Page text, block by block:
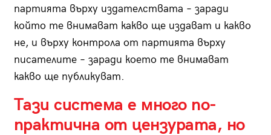
партията върху издателствата – заради
който те внимават какво ще издават и какво
не, и върху контрола от партията върху
писателите – заради което те внимават
какво ще публикуват.
Тази система е много по-
практична от цензурата, но